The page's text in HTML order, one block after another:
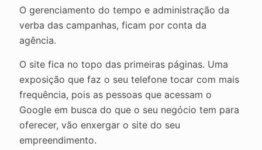
O gerenciamento do tempo e administração da
verba das campanhas, ficam por conta da
agência.
O site fica no topo das primeiras páginas. Uma
exposição que faz o seu telefone tocar com mais
frequência, pois as pessoas que acessam o
Google em busca do que o seu negócio tem para
oferecer, vão enxergar o site do seu
empreendimento.